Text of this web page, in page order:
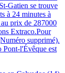
Gatien se trouve
à 24 minutes à
prix de 287000
Extraco.Pour
supprimé).
Pont-l'Évêque est